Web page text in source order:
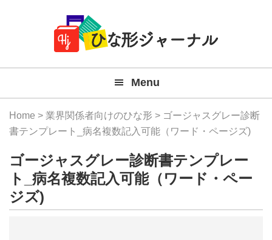
Navigation
料
テ
プ
レ
ー
ト
Menu
Home > 業界関係者向けのひな形 > ゴージャスグレー診断
書テンプレート_病名複数記入可能（ワード・ページズ)
ゴージャスグレー診断書テンプレー
ト_病名複数記入可能（ワード・ペー
ジズ)